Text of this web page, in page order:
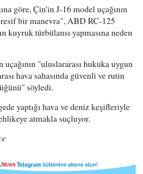
göre, Çin'in J-16 model uçağının
bir manevra", ABD RC-125
kuyruk türbülansı yapmasına neden
"uluslararası hukuka uygun
hava sahasında güvenli ve rutin
söyledi.
yaptığı hava ve deniz keşifleriyle
atmakla suçluyor.